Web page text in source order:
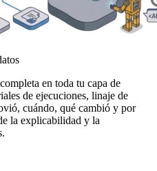
en toda tu capa de
de ejecuciones, linaje de
cuándo, qué cambió y por
la explicabilidad y la